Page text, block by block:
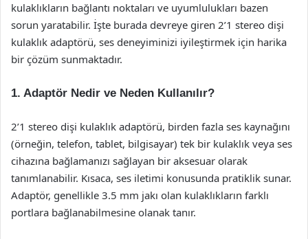
kulaklıkların bağlantı noktaları ve uyumlulukları bazen
sorun yaratabilir. İşte burada devreye giren 2’1 stereo dişi
kulaklık adaptörü, ses deneyiminizi iyileştirmek için harika
bir çözüm sunmaktadır.
1. Adaptör Nedir ve Neden Kullanılır?
2’1 stereo dişi kulaklık adaptörü, birden fazla ses kaynağını
(örneğin, telefon, tablet, bilgisayar) tek bir kulaklık veya ses
cihazına bağlamanızı sağlayan bir aksesuar olarak
tanımlanabilir. Kısaca, ses iletimi konusunda pratiklik sunar.
Adaptör, genellikle 3.5 mm jakı olan kulaklıkların farklı
portlara bağlanabilmesine olanak tanır.